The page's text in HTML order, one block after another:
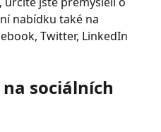
nabídku také na
Twitter, LinkedIn
sociálních